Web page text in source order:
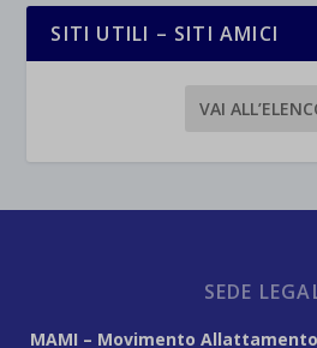
SITI UTILI – SITI AMICI
VAI
SEDE
MAMI – Movimento